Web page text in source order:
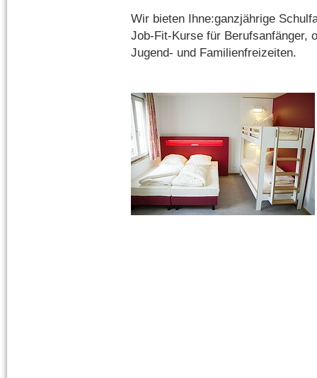
Wir bieten Ihne:ganzjährige
Job-Fit-Kurse für Berufsanfänger,
Jugend- und Familienfreizeiten.